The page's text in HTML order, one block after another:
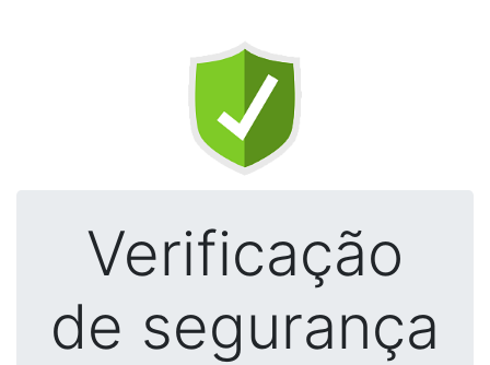
Verificação
de segurança